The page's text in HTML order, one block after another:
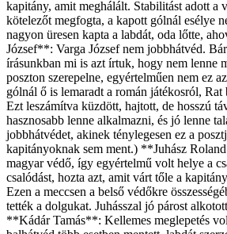
kapitány, amit meghálált. Stabilitást adott a
kötelezőt megfogta, a kapott gólnál esélye
nagyon üresen kapta a labdát, oda lőtte,
József**: Varga József nem jobbhátvéd.
írásunkban mi is azt írtuk, hogy nem lenne
poszton szerepelne, egyértelműen nem ez
gólnál ő is lemaradt a román játékosról, Rat
Ezt leszámítva küzdött, hajtott, de hosszú
hasznosabb lenne alkalmazni, és jó lenne
jobbhátvédet, akinek ténylegesen ez a
kapitányoknak sem ment.) **Juhász
magyar védő, így egyértelmű volt helye a
csalódást, hozta azt, amit várt tőle a
Ezen a meccsen a belső védőkre
tették a dolgukat. Juhásszal jó párost
**Kádár Tamás**: Kellemes meglepetés